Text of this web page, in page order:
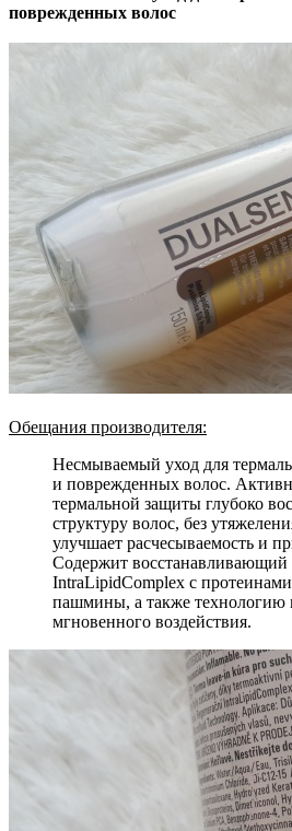
поврежденных волос
Обещания производителя:
Несмываемый уход для
и поврежденных волос.
термальной защиты глубоко
структуру волос, без
улучшает расчесываемость и
Содержит восстанавливающий
IntraLipidComplex с
пашмины, а также
мгновенного воздействия.